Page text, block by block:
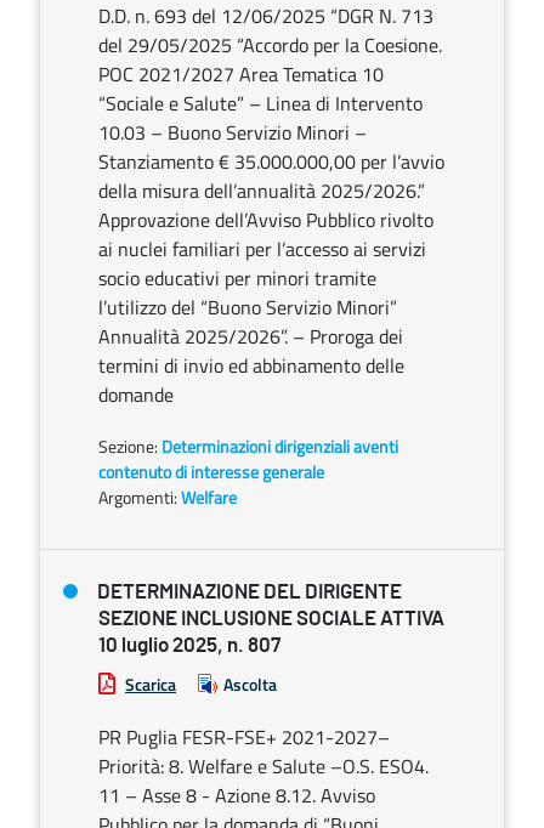
D.D. n. 693 del 12/06/2025 “DGR N. 713
del 29/05/2025 “Accordo per la Coesione.
POC 2021/2027 Area Tematica 10
“Sociale e Salute” – Linea di Intervento
10.03 – Buono Servizio Minori –
Stanziamento € 35.000.000,00 per l’avvio
della misura dell’annualità 2025/2026.”
Approvazione dell’Avviso Pubblico rivolto
ai nuclei familiari per l’accesso ai servizi
socio educativi per minori tramite
l’utilizzo del “Buono Servizio Minori”
Annualità 2025/2026”. – Proroga dei
termini di invio ed abbinamento delle
domande
Sezione: Determinazioni dirigenziali aventi
contenuto di interesse generale
Argomenti:Welfare
DETERMINAZIONE DEL DIRIGENTE
SEZIONE INCLUSIONE SOCIALE ATTIVA
10 luglio 2025, n. 807
Scarica Ascolta
PR Puglia FESR-FSE+ 2021-2027–
Priorità: 8. Welfare e Salute –O.S. ESO4.
11 – Asse 8 - Azione 8.12. Avviso